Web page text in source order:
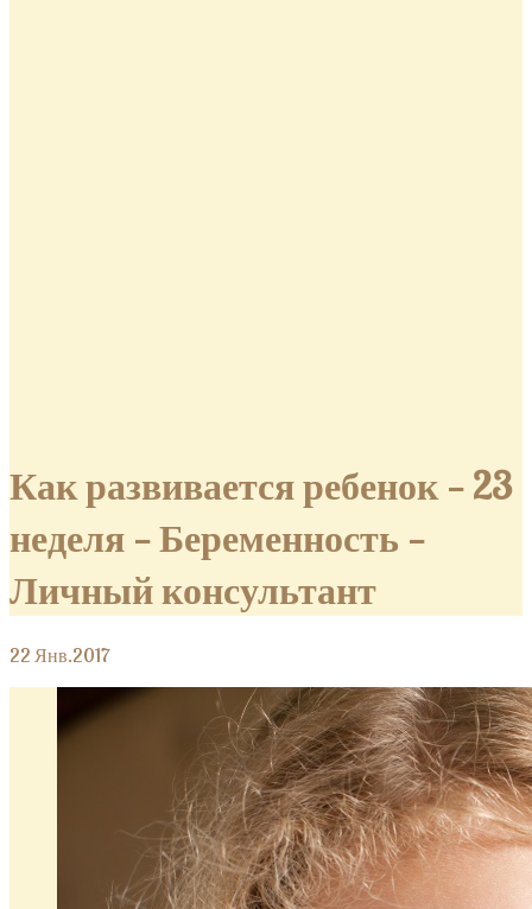
Как развивается ребенок — 23
неделя — Беременность —
Личный консультант
22 Янв.2017